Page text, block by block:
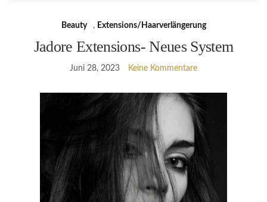
Beauty , Extensions/Haarverlängerung
Jadore Extensions- Neues System
Juni 28, 2023 Keine Kommentare